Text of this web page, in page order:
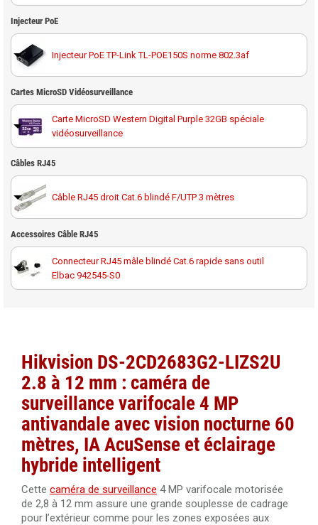
Hikvision DS-1280ZJ-S boîte de jonction pour caméra
tube
Injecteur PoE
Injecteur PoE TP-Link TL-POE150S norme 802.3af
Cartes MicroSD Vidéosurveillance
Carte MicroSD Western Digital Purple 32GB spéciale
vidéosurveillance
Carte MicroSD Western Digital Purple 64GB spéciale
vidéosurveillance
vidéosurveillance
Carte MicroSD Western Digital Purple 256GB spéciale
vidéosurveillance
Carte MicroSD Western Digital Purple 512GB spéciale
Câbles RJ45
Câble RJ45 droit Cat.6 blindé F/UTP 3 mètres
Câble RJ45 droit Cat.6 blindé F/UTP 10 mètres
Câble RJ45 droit Cat.6 blindé F/UTP 50 mètres
Câble RJ45 droit Cat.6 blindé F/UTP 40 mètres 100%
cuivre
Câble RJ45 Cat.5 UTP 305 mètres Dahua PFM920I-5EUN
Câble RJ45 Cat. 6 UTP intérieur 305 mètres 100% cuivre
Dahua PFM920I-6UN-C/White
Accessoires Câble RJ45
Connecteur RJ45 mâle blindé Cat.6 rapide sans outil
Elbac 942545-S0
Hikvision DS-2CD2683G2-LIZS2U
2.8 à 12 mm : caméra de
surveillance varifocale 4 MP
antivandale avec vision nocturne 60
mètres, IA AcuSense et éclairage
hybride intelligent
Cette caméra de surveillance 4 MP varifocale motorisée
de 2,8 à 12 mm assure une grande souplesse de cadrage
pour l’extérieur comme pour les zones exposées aux